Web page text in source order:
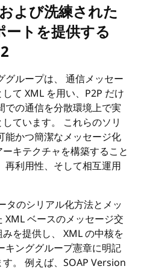
よび洗練された
トを提供する
グループは、 通信メッセー
て XML を用い、P2P だけ
での通信を分散環境上で実
ています。 これらのソリ
能かつ簡潔なメッセージ化
キテクチャを構築すること
再利用性、そして相互運用
タのシリアル化方法とメッ
ベースのメッセージ交
を提供し、 XML の中核を
キンググループ憲章に明記
。 例えば、SOAP Version